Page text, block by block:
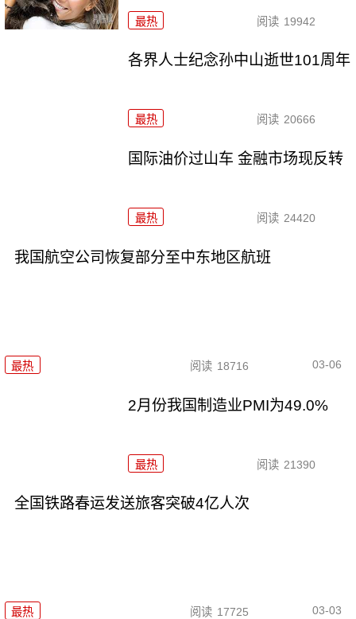
最热 阅读 19942
各界人士纪念孙中山逝世101周年
最热 阅读 20666
国际油价过山车 金融市场现反转
最热 阅读 24420
我国航空公司恢复部分至中东地区航班
最热 阅读 18716 03-06
2月份我国制造业PMI为49.0%
最热 阅读 21390
全国铁路春运发送旅客突破4亿人次
最热 阅读 17725 03-03